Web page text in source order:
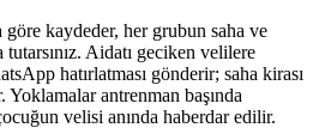
göre kaydeder, her grubun saha ve
Aidatı geciken velilere
hatırlatması gönderir; saha kirası
Yoklamalar antrenman başında
velisi anında haberdar edilir.